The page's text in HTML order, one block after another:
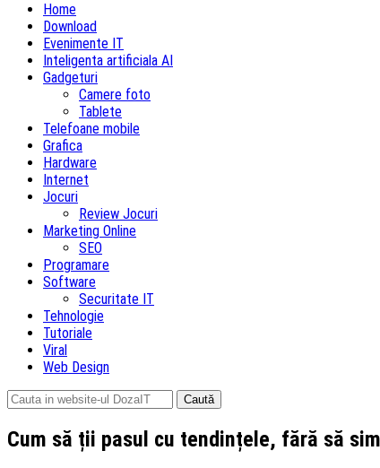
Home
Download
Evenimente IT
Inteligenta artificiala AI
Gadgeturi
Camere foto
Tablete
Telefoane mobile
Grafica
Hardware
Internet
Jocuri
Review Jocuri
Marketing Online
SEO
Programare
Software
Securitate IT
Tehnologie
Tutoriale
Viral
Web Design
Caută
după:
Cum să ții pasul cu tendințele, fără să